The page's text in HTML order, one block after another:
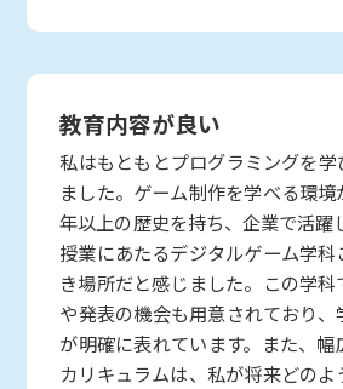
教育内容が良い
私はもともとプログラミングを
ました。ゲーム制作を学べる環
年以上の歴史を持ち、企業で活躍
授業にあたるデジタルゲーム学
き場所だと感じました。この学
や発表の機会も用意されており
が明確に表れています。また、幅
カリキュラムは、私が将来どの